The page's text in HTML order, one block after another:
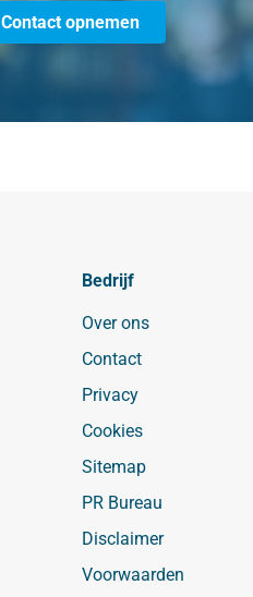
Contact opnemen
Bedrijf
Over ons
Contact
Privacy
Cookies
Sitemap
PR Bureau
Disclaimer
Voorwaarden